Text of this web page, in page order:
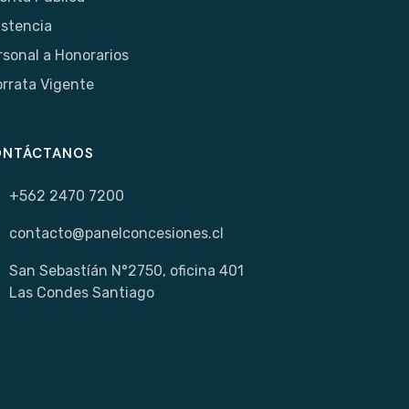
a Honorarios
Vigente
+562 2470 7200
contacto@panelconcesiones.cl
San Sebastíán N°2750, oficina 401
Las Condes Santiago